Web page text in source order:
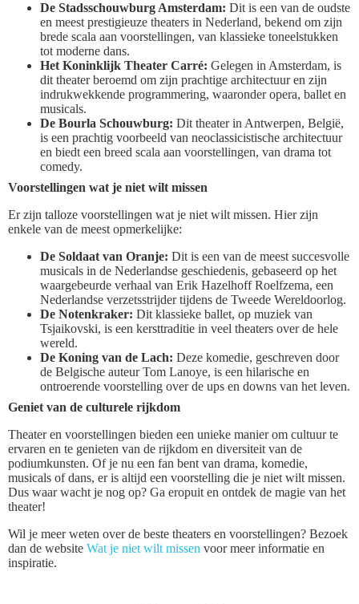
De Stadsschouwburg Amsterdam: Dit is een van de oudste
en meest prestigieuze theaters in Nederland, bekend om zijn
brede scala aan voorstellingen, van klassieke toneelstukken
tot moderne dans.
Het Koninklijk Theater Carré: Gelegen in Amsterdam, is
dit theater beroemd om zijn prachtige architectuur en zijn
indrukwekkende programmering, waaronder opera, ballet en
musicals.
De Bourla Schouwburg: Dit theater in Antwerpen, België,
is een prachtig voorbeeld van neoclassicistische architectuur
en biedt een breed scala aan voorstellingen, van drama tot
comedy.
Voorstellingen wat je niet wilt missen
Er zijn talloze voorstellingen wat je niet wilt missen. Hier zijn
enkele van de meest opmerkelijke:
De Soldaat van Oranje: Dit is een van de meest succesvolle
musicals in de Nederlandse geschiedenis, gebaseerd op het
waargebeurde verhaal van Erik Hazelhoff Roelfzema, een
Nederlandse verzetsstrijder tijdens de Tweede Wereldoorlog.
De Notenkraker: Dit klassieke ballet, op muziek van
Tsjaikovski, is een kersttraditie in veel theaters over de hele
wereld.
De Koning van de Lach: Deze komedie, geschreven door
de Belgische auteur Tom Lanoye, is een hilarische en
ontroerende voorstelling over de ups en downs van het leven.
Geniet van de culturele rijkdom
Theater en voorstellingen bieden een unieke manier om cultuur te
ervaren en te genieten van de rijkdom en diversiteit van de
podiumkunsten. Of je nu een fan bent van drama, komedie,
musicals of dans, er is altijd een voorstelling die je niet wilt missen.
Dus waar wacht je nog op? Ga eropuit en ontdek de magie van het
theater!
Wil je meer weten over de beste theaters en voorstellingen? Bezoek
dan de website Wat je niet wilt missen voor meer informatie en
inspiratie.